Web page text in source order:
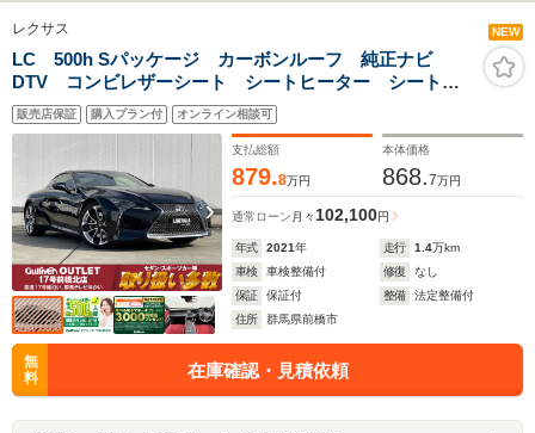
レクサス NEW
LC 500h Sパッケージ カーボンルーフ 純正ナビ
DTV コンビレザーシート シートヒーター シートベ
ンチレーション メモリー付パワーシート ハンドルヒ
ーター ヘッドアップディスプレイ ブラインドスポッ
トモニター レーンキープ
販売店保証 購入プラン付 オンライン相談可
支払総額
879.8万円
本体価格
868.7万円
通常ローン 月々102,100円
年式 2021年 走行 1.4万km
車検
車検整備付 修復
なし
保証
保証付 整備
法定整備付
住所
群馬県前橋市
無
料
在庫確認・見積依頼